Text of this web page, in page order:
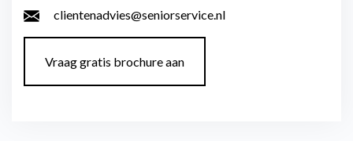
clientenadvies@seniorservice.nl
Vraag gratis brochure aan